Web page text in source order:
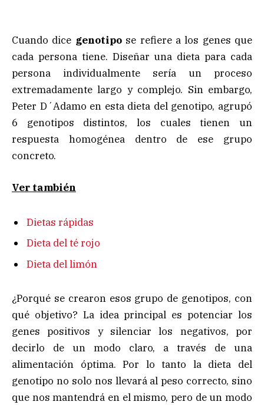
Cuando dice genotipose refiere a los genes que
cada persona tiene. Diseñar una dieta para cada
persona individualmente sería un proceso
extremadamente largo y complejo. Sin embargo,
Peter D´Adamo en esta dieta del genotipo, agrupó
6 genotipos distintos, los cuales tienen un
respuesta homogénea dentro de ese grupo
concreto.
Ver también
Dietas rápidas
Dieta del té rojo
Dieta del limón
¿Porqué se crearon esos grupo de genotipos, con
qué objetivo? La idea principal es potenciar los
genes positivos y silenciar los negativos, por
decirlo de un modo claro, a través de una
alimentación óptima. Por lo tanto la dieta del
genotipo no solo nos llevará al peso correcto, sino
que nos mantendrá en el mismo, pero de un modo